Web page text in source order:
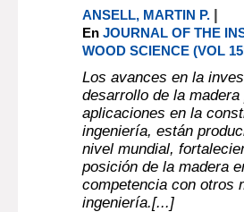
ANSELL, MARTIN P. |
EnJOURNAL OF THE
WOOD SCIENCE (VOL
Los avances en la
desarrollo de la madera
aplicaciones en la
ingeniería, están
nivel mundial,
posición de la madera
competencia con otros
ingeniería.[...]